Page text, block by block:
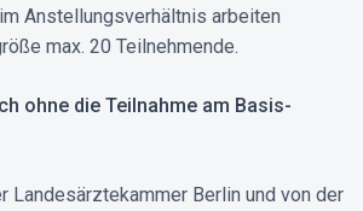
Anstellungsverhältnis arbeiten
max. 20 Teilnehmende.
ohne die Teilnahme am Basis-
Landesärztekammer Berlin und von der